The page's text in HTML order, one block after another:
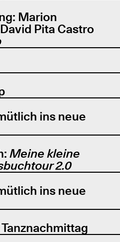
Marion
Pita Castro
ins neue
Meine kleine
2.0
ins neue